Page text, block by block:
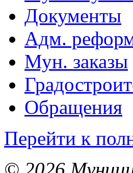
Документы
Адм.
Мун. заказы
Обращения
Перейти к